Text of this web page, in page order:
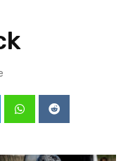
WhatsappReddit